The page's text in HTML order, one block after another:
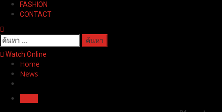
FASHION
CONTACT
ค้นหา
สำหรับ:
Watch Online
Home
News